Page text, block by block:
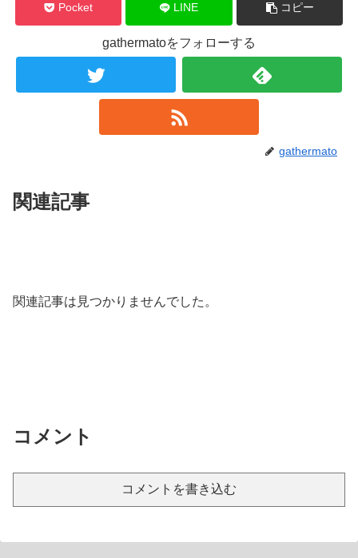
Pocket LINE コピー
gathermatoをフォローする
gathermato
関連記事
関連記事は見つかりませんでした。
コメント
コメントを書き込む